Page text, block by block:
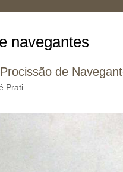
navegantes
de
Prati